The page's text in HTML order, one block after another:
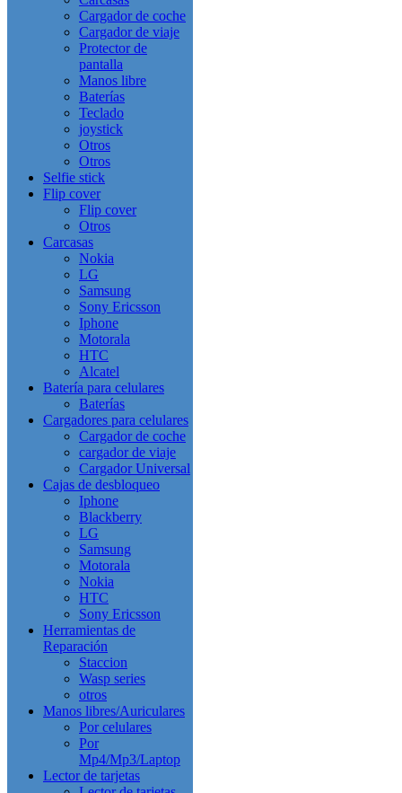
Cargador de coche
Cargador de viaje
Protector de
pantalla
Manos libre
Baterías
Teclado
joystick
Otros
Otros
Selfie stick
Flip cover
Flip cover
Otros
Carcasas
Nokia
LG
Samsung
Sony Ericsson
Iphone
Motorala
HTC
Alcatel
Batería para celulares
Baterías
Cargadores para celulares
Cargador de coche
cargador de viaje
Cargador Universal
Cajas de desbloqueo
Iphone
Blackberry
LG
Samsung
Motorala
Nokia
HTC
Sony Ericsson
Herramientas de
Reparación
Staccion
Wasp series
otros
Manos libres/Auriculares
Por celulares
Por
Mp4/Mp3/Laptop
Lector de tarjetas